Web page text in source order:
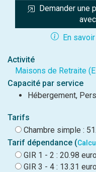
Demander une
En
Activité
Maisons de Retraite
Capacité par service
Hébergement,
Tarifs
Chambre simple :
Tarif dépendance (
GIR 1 - 2 : 20.98
GIR 3 - 4 : 13.31